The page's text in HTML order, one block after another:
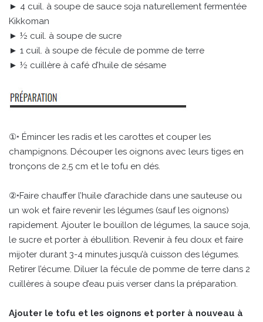
► 4 cuil. à soupe de sauce soja naturellement fermentée
Kikkoman
► ½ cuil. à soupe de sucre
► 1 cuil. à soupe de fécule de pomme de terre
► ½ cuillère à café d’huile de sésame
①• Émincer les radis et les carottes et couper les
champignons. Découper les oignons avec leurs tiges en
tronçons de 2,5 cm et le tofu en dés.
②•Faire chauffer l’huile d’arachide dans une sauteuse ou
un wok et faire revenir les légumes (sauf les oignons)
rapidement. Ajouter le bouillon de légumes, la sauce soja,
le sucre et porter à ébullition. Revenir à feu doux et faire
mijoter durant 3-4 minutes jusqu’à cuisson des légumes.
Retirer l’écume. Diluer la fécule de pomme de terre dans 2
cuillères à soupe d’eau puis verser dans la préparation.
Ajouter le tofu et les oignons et porter à nouveau à